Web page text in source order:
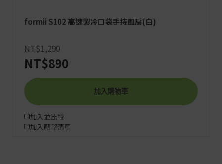
formii S102 高速製冷口袋手持風扇(白)
NT$1,290
NT$890
加入購物車
加入並比較
加入願望清單